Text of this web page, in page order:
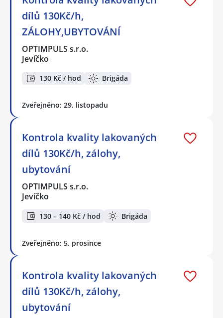
dílů 130Kč/h,
ZÁLOHY,UBYTOVÁNÍ
OPTIMPULS s.r.o.
Jevíčko
130 Kč / hod Brigáda
Zveřejněno: 29. listopadu
Kontrola kvality lakovaných
dílů 130Kč/h, zálohy,
ubytování
OPTIMPULS s.r.o.
Jevíčko
130 – 140 Kč / hod Brigáda
Zveřejněno: 5. prosince
Kontrola kvality lakovaných
dílů 130Kč/h, zálohy,
ubytování